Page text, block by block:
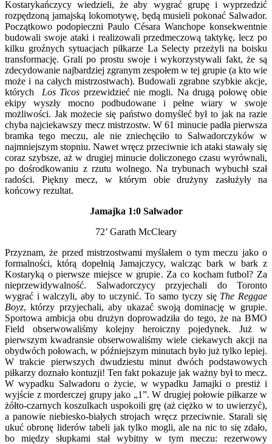
Kostarykańczycy wiedzieli, że aby wygrać grupę i wyprzedzić
rozpędzoną jamajską lokomotywę, będą musieli pokonać Salwador.
Początkowo podopieczni Paulo Césara Wanchope konsekwentnie
budowali swoje ataki i realizowali przedmeczową taktykę, lecz po
kilku groźnych sytuacjach piłkarze La Selecty przeżyli na boisku
transformację. Grali po prostu swoje i wykorzystywali fakt, że są
zdecydowanie najbardziej zgranym zespołem w tej grupie (a kto wie
może i na całych mistrzostwach). Budowali zgrabne szybkie akcje,
których
Los Ticos przewidzieć nie mogli. Na drugą połowę obie
ekipy wyszły mocno podbudowane i pełne wiary w swoje
możliwości. Jak możecie się państwo domyśleć był to jak na razie
chyba najciekawszy mecz mistrzostw. W 61 minucie padła pierwsza
bramka tego meczu, ale nie zniechęciło to Salwadorczyków w
najmniejszym stopniu. Nawet wręcz przeciwnie ich ataki stawały się
coraz szybsze, aż w drugiej minucie doliczonego czasu wyrównali,
po dośrodkowaniu z rzutu wolnego. Na trybunach wybuchł szał
radości. Piękny mecz, w którym obie drużyny zasłużyły na
końcowy rezultat.
Jamajka 1:0 Salwador
72’ Garath McCleary
Przyznam, że przed mistrzostwami myślałem o tym meczu jako o
formalności, którą dopełnią Jamajczycy, walcząc bark w bark z
Kostaryką o pierwsze miejsce w grupie. Za co kocham futbol? Za
nieprzewidywalność. Salwadorczycy przyjechali do Toronto
wygrać i walczyli, aby to uczynić. To samo tyczy się The Reggae
Boyz, którzy przyjechali, aby ukazać swoją dominację w grupie.
Sportowa ambicja obu drużyn doprowadziła do tego, że na BMO
Field obserwowaliśmy kolejny heroiczny pojedynek. Już w
pierwszym kwadransie obserwowaliśmy wiele ciekawych akcji na
obydwóch połowach, w późniejszym minutach było już tylko lepiej.
W trakcie pierwszych dwudziestu minut dwóch podstawowych
piłkarzy doznało kontuzji! Ten fakt pokazuje jak ważny był to mecz.
W wypadku Salwadoru o życie, w wypadku Jamajki o prestiż i
wyjście z morderczej grupy jako „1”. W drugiej połowie piłkarze w
żółto-czarnych koszulkach uspokoili grę (aż ciężko w to uwierzyć),
a panowie niebiesko-białych strojach wręcz przeciwnie. Starali się
ukuć obronę liderów tabeli jak tylko mogli, ale na nic to się zdało,
bo między słupkami stał wybitny w tym meczu: rezerwowy